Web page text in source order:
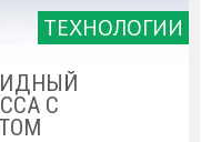
ТЕХНОЛОГИИ
С